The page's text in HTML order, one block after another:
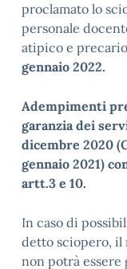
proclamato lo
personale
atipico e
gennaio 2022.
Adempimenti
garanzia dei
dicembre 2020
gennaio 2021)
artt.3 e 10.
In caso di
detto sciopero, il
non potrà essere